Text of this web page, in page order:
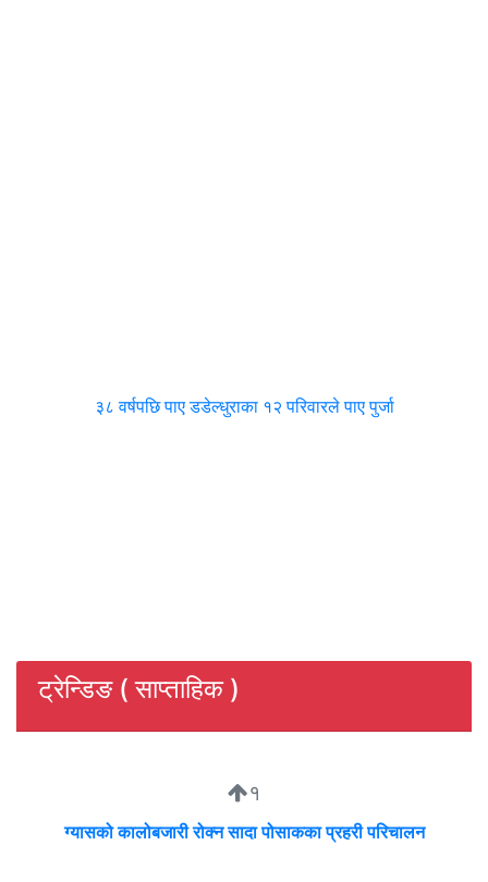
३८ वर्षपछि पाए डडेल्धुराका १२ परिवारले पाए पुर्जा
ट्रेन्डिङ ( साप्ताहिक )
१
ग्यासको कालोबजारी रोक्न सादा पोसाकका प्रहरी परिचालन